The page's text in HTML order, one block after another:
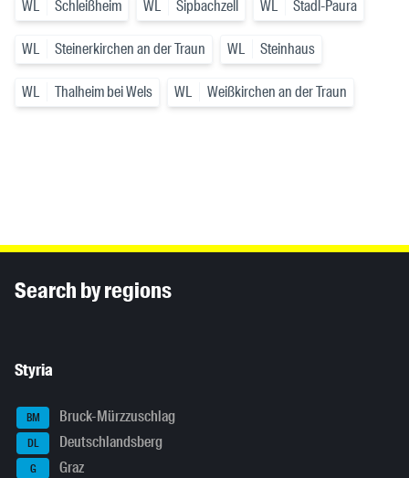
WL Schleißheim WL Sipbachzell WL Stadl-Paura
WL Steinerkirchen an der Traun WL Steinhaus
WL Thalheim bei Wels WL Weißkirchen an der Traun
Search by regions
Styria
BM Bruck-Mürzzuschlag
DL Deutschlandsberg
G Graz